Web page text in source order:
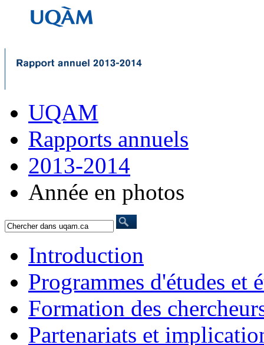
UQAM
Rapports annuels
2013-2014
Année en photos
Introduction
Programmes d'études et
Formation des
Partenariats et